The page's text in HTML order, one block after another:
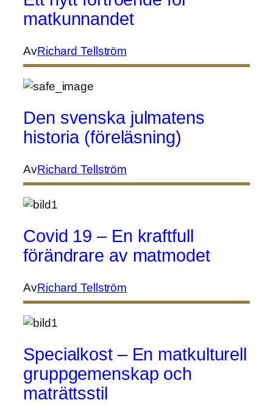
matkunnandet
AvRichard Tellström
Den svenska julmatens
historia (föreläsning)
AvRichard Tellström
Covid 19 – En kraftfull
förändrare av matmodet
AvRichard Tellström
Specialkost – En matkulturell
gruppgemenskap och
maträttsstil